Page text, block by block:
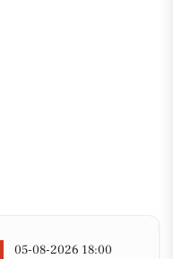
05-08-2026 18:00